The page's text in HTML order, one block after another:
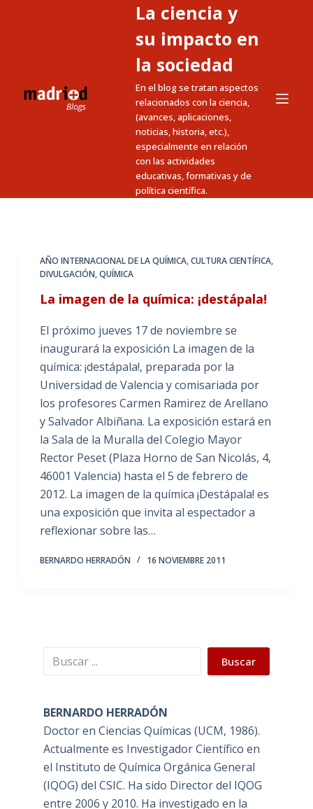
n
La ciencia y
su impacto en
la sociedad
En el blog se tratan aspectos
relacionados con la ciencia,
(avances, aplicaciones,
noticias, historia, etc.),
especialmente en relación
con las actividades
educativas, formativas y de
política científica.
AÑO INTERNACIONAL DE LA QUÍMICA,CULTURA CIENTÍFICA,
DIVULGACIÓN,QUÍMICA
La imagen de la química: ¡destápala!
El próximo jueves 17 de noviembre se
inaugurará la exposición La imagen de la
química: ¡destápala!, preparada por la
Universidad de Valencia y comisariada por
los profesores Carmen Ramirez de Arellano
y Salvador Albiñana. La exposición estará en
la Sala de la Muralla del Colegio Mayor
Rector Peset (Plaza Horno de San Nicolás, 4,
46001 Valencia) hasta el 5 de febrero de
2012. La imagen de la química ¡Destápala! es
una exposición que invita al espectador a
reflexionar sobre las…
BERNARDO HERRADÓN 16 NOVIEMBRE 2011
Buscar Buscar
BERNARDO HERRADÓN
Doctor en Ciencias Químicas (UCM, 1986).
Actualmente es Investigador Científico en
el Instituto de Química Orgánica General
(IQOG) del CSIC. Ha sido Director del IQOG
entre 2006 y 2010. Ha investigado en la